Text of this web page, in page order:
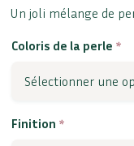
Un joli mélange de
Coloris de la perle *
Finition *